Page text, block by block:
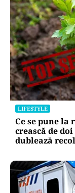
LIFESTYLE
Ce se pune la
crească de
dublează